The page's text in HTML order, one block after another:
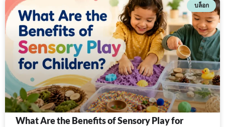
บล็อก
What Are the Benefits of Sensory Play for